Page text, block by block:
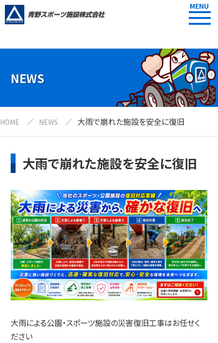
MENU
NEWS
HOME NEWS 大雨で崩れた施設を安全に復旧
大雨で崩れた施設を安全に復旧
大雨による公園・スポーツ施設の災害復旧工事はお任せく
ださい